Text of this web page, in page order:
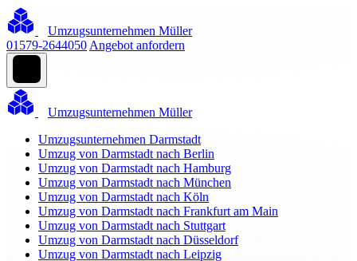
Umzugsunternehmen Müller
01579-2644050 Angebot anfordern
Umzugsunternehmen Müller
Umzugsunternehmen Darmstadt
Umzug von Darmstadt nach Berlin
Umzug von Darmstadt nach Hamburg
Umzug von Darmstadt nach München
Umzug von Darmstadt nach Köln
Umzug von Darmstadt nach Frankfurt am Main
Umzug von Darmstadt nach Stuttgart
Umzug von Darmstadt nach Düsseldorf
Umzug von Darmstadt nach Leipzig